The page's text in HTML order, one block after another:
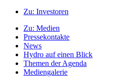
Zu: Investoren
Zu: Medien
Pressekontakte
News
Hydro auf einen Blick
Themen der Agenda
Mediengalerie